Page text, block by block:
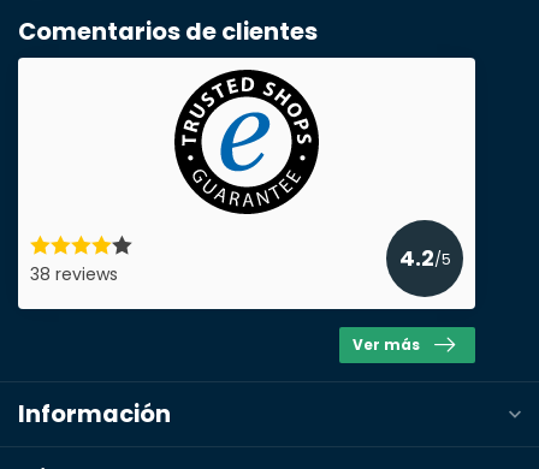
¿Necesita una
cantidad mayor?
Nombre y apellidos*
correo electrónico*
Número de teléfono*
Comentarios de clientes
38 reviews
4.2/5
Ver más
Información